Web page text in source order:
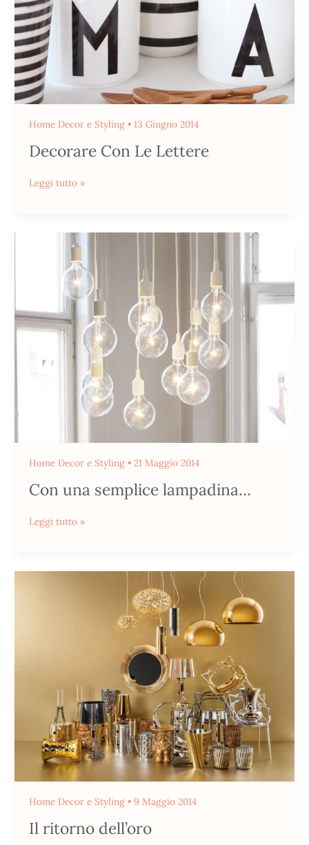
Home Decor e Styling• 13 Giugno 2014
Decorare Con Le Lettere
Leggi tutto »
Home Decor e Styling• 21 Maggio 2014
Con una semplice lampadina…
semplice
lampadina…
Leggi tutto »
Home Decor e Styling• 9 Maggio 2014
Il ritorno dell’oro